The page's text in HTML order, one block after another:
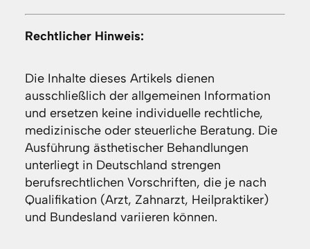
Rechtlicher Hinweis:
Die Inhalte dieses Artikels dienen
ausschließlich der allgemeinen Information
und ersetzen keine individuelle rechtliche,
medizinische oder steuerliche Beratung. Die
Ausführung ästhetischer Behandlungen
unterliegt in Deutschland strengen
berufsrechtlichen Vorschriften, die je nach
Qualifikation (Arzt, Zahnarzt, Heilpraktiker)
und Bundesland variieren können.